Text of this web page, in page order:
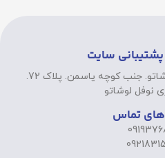
سایت
خیابان حافظ. خیابان نوفل لوشاتو. جنب کوچه یاسمن. پلاک 72.
نوفل لوشاتو
تماس